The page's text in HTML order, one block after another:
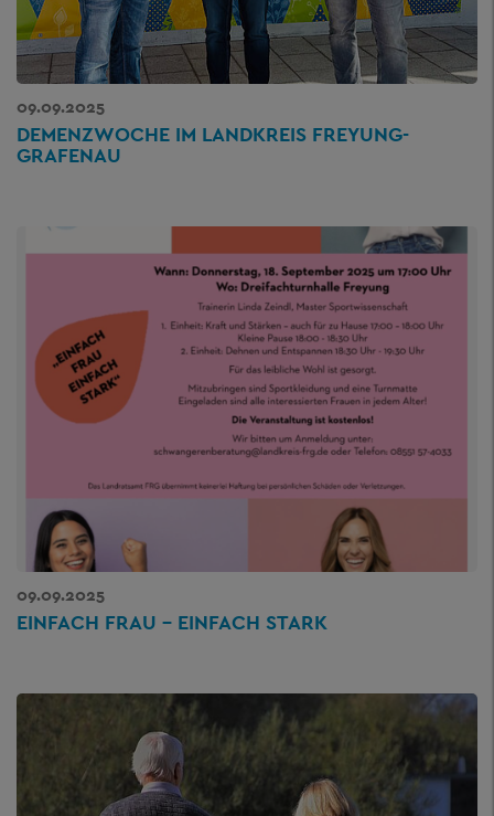
09.09.2025
DEMENZWOCHE IM LANDKREIS FREYUNG-
GRAFENAU
09.09.2025
EINFACH FRAU – EINFACH STARK